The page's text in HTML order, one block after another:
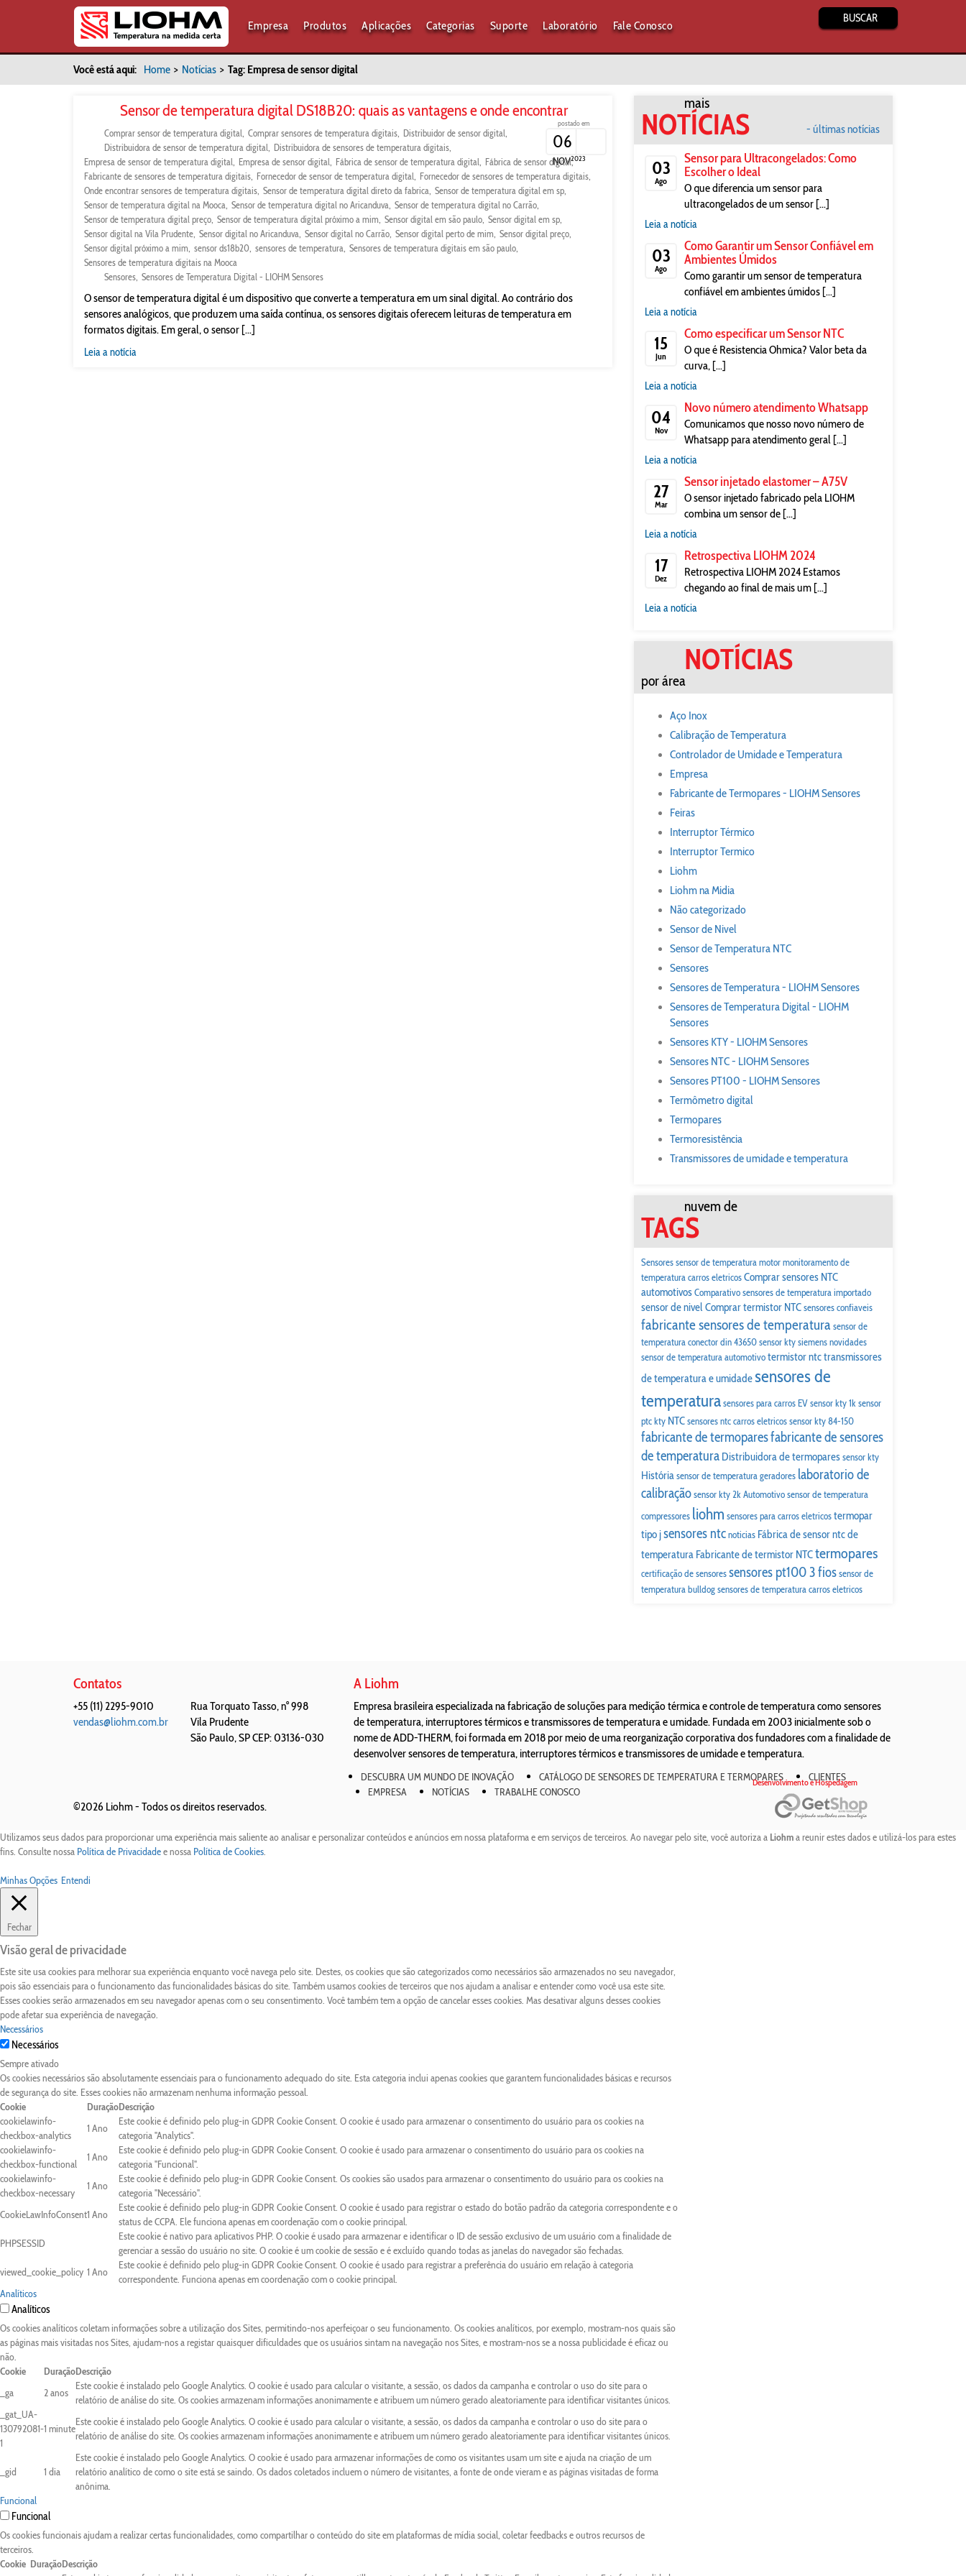
BUSCAR
Empresa Produtos Aplicações Categorias Suporte Laboratório Fale Conosco
Você está aqui: Home > Notícias > Tag: Empresa de sensor digital
Sensor de temperatura digital DS18B20: quais as vantagens e onde encontrar
postado em
06
NOV2023
Comprar sensor de temperatura digital Comprar sensores de temperatura digitais Distribuidor de sensor digital
Distribuidora de sensor de temperatura digital
Distribuidora de sensores de temperatura digitais
Empresa de sensor de temperatura digital
Empresa de sensor digital Fábrica de sensor de temperatura digital
Fábrica de sensor digital
Fabricante de sensores de temperatura digitais Fornecedor de sensor de temperatura digital
Fornecedor de sensores de temperatura digitais
Onde encontrar sensores de temperatura digitais Sensor de temperatura digital direto da fabrica Sensor de temperatura digital em sp
Sensor de temperatura digital na Mooca Sensor de temperatura digital no Aricanduva Sensor de temperatura digital no Carrão
Sensor de temperatura digital preço Sensor de temperatura digital próximo a mim Sensor digital em são paulo Sensor digital em sp
Sensor digital na Vila Prudente Sensor digital no Aricanduva Sensor digital no Carrão Sensor digital perto de mim Sensor digital preço
Sensor digital próximo a mim sensor ds18b20 sensores de temperatura Sensores de temperatura digitais em são paulo
Sensores de temperatura digitais na Mooca
Sensores Sensores de Temperatura Digital - LIOHM Sensores
O sensor de temperatura digital é um dispositivo que converte a temperatura em um sinal digital. Ao contrário dos
sensores analógicos, que produzem uma saída contínua, os sensores digitais oferecem leituras de temperatura em
formatos digitais. Em geral, o sensor [...]
Leia a notícia
mais
NOTÍCIAS - últimas notícias
03
Ago
Sensor para Ultracongelados: Como
Escolher o Ideal
O que diferencia um sensor para
ultracongelados de um sensor [...]
Leia a notícia
03
Ago
Como Garantir um Sensor Confiável em
Ambientes Úmidos
Como garantir um sensor de temperatura
confiável em ambientes úmidos [...]
Leia a notícia
15
Jun
Como especificar um Sensor NTC
O que é Resistencia Ohmica? Valor beta da
curva, [...]
Leia a notícia
04
Nov
Novo número atendimento Whatsapp
Comunicamos que nosso novo número de
Whatsapp para atendimento geral [...]
Leia a notícia
27
Mar
Sensor injetado elastomer – A75V
O sensor injetado fabricado pela LIOHM
combina um sensor de [...]
Leia a notícia
17
Dez
Retrospectiva LIOHM 2024
Retrospectiva LIOHM 2024 Estamos
chegando ao final de mais um [...]
Leia a notícia
NOTÍCIAS
por área
Aço Inox
Calibração de Temperatura
Controlador de Umidade e Temperatura
Empresa
Fabricante de Termopares - LIOHM Sensores
Feiras
Interruptor Térmico
Interruptor Termico
Liohm
Liohm na Midia
Não categorizado
Sensor de Nivel
Sensor de Temperatura NTC
Sensores
Sensores de Temperatura - LIOHM Sensores
Sensores de Temperatura Digital - LIOHM
Sensores
Sensores KTY - LIOHM Sensores
Sensores NTC - LIOHM Sensores
Sensores PT100 - LIOHM Sensores
Termômetro digital
Termopares
Termoresistência
Transmissores de umidade e temperatura
nuvem de
TAGS
Sensoressensor de temperatura motormonitoramento de
temperatura carros eletricosComprar sensores NTC
automotivosComparativosensores de temperatura importado
sensor de nivel Comprar termistor NTCsensores confiaveis
fabricante sensores de temperatura sensor de
temperatura conector din 43650sensor kty siemensnovidades
sensor de temperatura automotivotermistor ntctransmissores
de temperatura e umidadesensores de
temperaturasensores para carros EVsensor kty 1k sensor
ptc kty NTCsensores ntc carros eletricossensor kty 84-150
fabricante de termoparesfabricante de sensores
de temperatura Distribuidora de termoparessensor kty
Históriasensor de temperatura geradores laboratorio de
calibraçãosensor kty 2k Automotivosensor de temperatura
compressores liohm sensores para carros eletricostermopar
tipo jsensores ntcnoticias Fábrica de sensor ntc de
temperatura Fabricante de termistor NTCtermopares
certificação de sensoressensores pt100 3 fiossensor de
temperatura bulldogsensores de temperatura carros eletricos
Contatos
+55 (11) 2295-9010
vendas@liohm.com.br
Rua Torquato Tasso, n° 998
Vila Prudente
São Paulo,SPCEP: 03136-030
A Liohm
Empresa brasileira especializada na fabricação de soluções para medição térmica e controle de temperatura como sensores
de temperatura, interruptores térmicos e transmissores de temperatura e umidade. Fundada em 2003 inicialmente sob o
nome de ADD-THERM, foi formada em 2018 por meio de uma reorganização corporativa dos fundadores com a finalidade de
desenvolver sensores de temperatura, interruptores térmicos e transmissores de umidade e temperatura.
DESCUBRA UM MUNDO DE INOVAÇÃO CATÁLOGO DE SENSORES DE TEMPERATURA E TERMOPARES
CLIENTES
EMPRESA
NOTÍCIAS TRABALHE CONOSCO
©2026 Liohm - Todos os direitos reservados.
Desenvolvimento e Hospedagem
Utilizamos seus dados para proporcionar uma experiência mais saliente ao analisar e personalizar conteúdos e anúncios em nossa plataforma e em serviços de terceiros. Ao navegar pelo site, você autoriza a Liohma reunir estes dados e utilizá-los para estes
fins. Consulte nossa Política de Privacidadee nossa Política de Cookies.
Minhas Opções Entendi
Fechar
Visão geral de privacidade
Este site usa cookies para melhorar sua experiência enquanto você navega pelo site. Destes, os cookies que são categorizados como necessários são armazenados no seu navegador,
pois são essenciais para o funcionamento das funcionalidades básicas do site. Também usamos cookies de terceiros que nos ajudam a analisar e entender como você usa este site.
Esses cookies serão armazenados em seu navegador apenas com o seu consentimento. Você também tem a opção de cancelar esses cookies. Mas desativar alguns desses cookies
pode afetar sua experiência de navegação.
Necessários
Necessários
Sempre ativado
Os cookies necessários são absolutamente essenciais para o funcionamento adequado do site. Esta categoria inclui apenas cookies que garantem funcionalidades básicas e recursos
de segurança do site. Esses cookies não armazenam nenhuma informação pessoal.
Cookie
DuraçãoDescrição
cookielawinfo-
checkbox-analytics
1 Ano
Este cookie é definido pelo plug-in GDPR Cookie Consent. O cookie é usado para armazenar o consentimento do usuário para os cookies na
categoria "Analytics".
cookielawinfo-
checkbox-functional
1 Ano
Este cookie é definido pelo plug-in GDPR Cookie Consent. O cookie é usado para armazenar o consentimento do usuário para os cookies na
categoria "Funcional".
cookielawinfo-
checkbox-necessary
1 Ano
Este cookie é definido pelo plug-in GDPR Cookie Consent. Os cookies são usados para armazenar o consentimento do usuário para os cookies na
categoria "Necessário".
CookieLawInfoConsent1 Ano
Este cookie é definido pelo plug-in GDPR Cookie Consent. O cookie é usado para registrar o estado do botão padrão da categoria correspondente e o
status de CCPA. Ele funciona apenas em coordenação com o cookie principal.
PHPSESSID
Este cookie é nativo para aplicativos PHP. O cookie é usado para armazenar e identificar o ID de sessão exclusivo de um usuário com a finalidade de
gerenciar a sessão do usuário no site. O cookie é um cookie de sessão e é excluído quando todas as janelas do navegador são fechadas.
viewed_cookie_policy 1 Ano
Este cookie é definido pelo plug-in GDPR Cookie Consent. O cookie é usado para registrar a preferência do usuário em relação à categoria
correspondente. Funciona apenas em coordenação com o cookie principal.
Analíticos
Analíticos
Os cookies analíticos coletam informações sobre a utilização dos Sites, permitindo-nos aperfeiçoar o seu funcionamento. Os cookies analíticos, por exemplo, mostram-nos quais são
as páginas mais visitadas nos Sites, ajudam-nos a registar quaisquer dificuldades que os usuários sintam na navegação nos Sites, e mostram-nos se a nossa publicidade é eficaz ou
não.
Cookie
DuraçãoDescrição
_ga
2 anos
Este cookie é instalado pelo Google Analytics. O cookie é usado para calcular o visitante, a sessão, os dados da campanha e controlar o uso do site para o
relatório de análise do site. Os cookies armazenam informações anonimamente e atribuem um número gerado aleatoriamente para identificar visitantes únicos.
_gat_UA-
130792081-
1
1 minute
Este cookie é instalado pelo Google Analytics. O cookie é usado para calcular o visitante, a sessão, os dados da campanha e controlar o uso do site para o
relatório de análise do site. Os cookies armazenam informações anonimamente e atribuem um número gerado aleatoriamente para identificar visitantes únicos.
_gid 1 dia
Este cookie é instalado pelo Google Analytics. O cookie é usado para armazenar informações de como os visitantes usam um site e ajuda na criação de um
relatório analítico de como o site está se saindo. Os dados coletados incluem o número de visitantes, a fonte de onde vieram e as páginas visitadas de forma
anônima.
Funcional
Funcional
Os cookies funcionais ajudam a realizar certas funcionalidades, como compartilhar o conteúdo do site em plataformas de mídia social, coletar feedbacks e outros recursos de
terceiros.
Cookie DuraçãoDescrição